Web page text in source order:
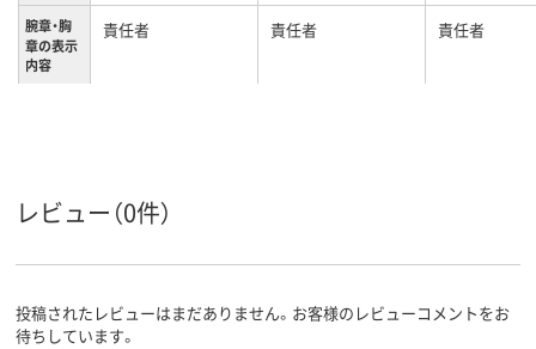
腕章・胸
章の表示
内容
責任者 責任者 責任者
レビュー（0件）
投稿されたレビューはまだありません。お客様のレビューコメントをお
待ちしています。